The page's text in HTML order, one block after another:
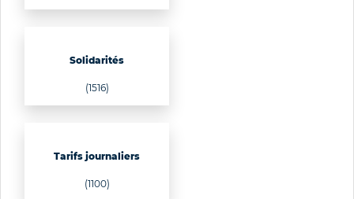
Solidarités
(1516)
Tarifs journaliers
(1100)